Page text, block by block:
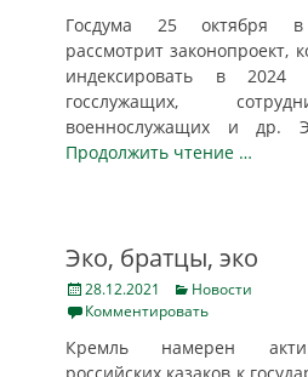
Госдума 25 октября
рассмотрит законопроект,
индексировать в 2024
госслужащих,
военнослужащих и др.
Продолжить чтение …
Эко, братцы, эко
Posted
on
28.12.2021 Categories
Новости
Комментировать
Кремль намерен